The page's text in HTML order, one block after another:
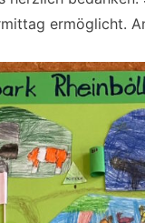
ermöglicht.